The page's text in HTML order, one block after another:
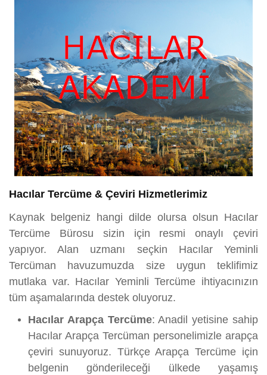
Hacılar Tercüme & Çeviri Hizmetlerimiz
Kaynak belgeniz hangi dilde olursa olsun Hacılar
Tercüme Bürosu sizin için resmi onaylı çeviri
yapıyor. Alan uzmanı seçkin Hacılar Yeminli
Tercüman havuzumuzda size uygun teklifimiz
mutlaka var. Hacılar Yeminli Tercüme ihtiyacınızın
tüm aşamalarında destek oluyoruz.
Hacılar Arapça Tercüme: Anadil yetisine sahip
Hacılar Arapça Tercüman personelimizle arapça
çeviri sunuyoruz. Türkçe Arapça Tercüme için
belgenin gönderileceği ülkede yaşamış